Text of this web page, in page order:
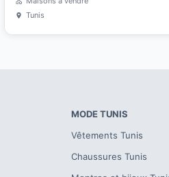
Tunis
MODE TUNIS
Vêtements Tunis
Chaussures Tunis